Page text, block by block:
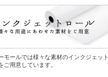
モールでは様々な素材のインクジェット
ご用意しています。